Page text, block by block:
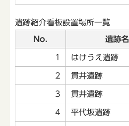
遺跡紹介看板設置場所一覧
No. 遺跡名
1 はけうえ遺跡
2 貫井遺跡
3 貫井遺跡
4 平代坂遺跡